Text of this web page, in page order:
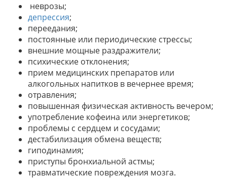
неврозы;
депрессия;
переедания;
постоянные или периодические стрессы;
внешние мощные раздражители;
психические отклонения;
прием медицинских препаратов или
алкогольных напитков в вечернее время;
отравления;
повышенная физическая активность вечером;
употребление кофеина или энергетиков;
проблемы с сердцем и сосудами;
дестабилизация обмена веществ;
гиподинамия;
приступы бронхиальной астмы;
травматические повреждения мозга.